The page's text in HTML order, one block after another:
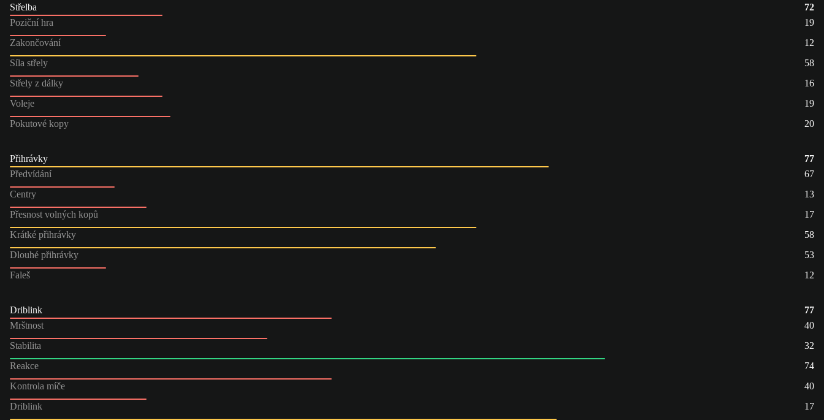
Střelba
72
Poziční hra
19
Zakončování
12
Síla střely
58
Střely z dálky
16
Voleje
19
Pokutové kopy
20
Přihrávky
77
Předvídání
67
Centry
13
Přesnost volných kopů
17
Krátké přihrávky
58
Dlouhé přihrávky
53
Faleš
12
Driblink
77
Mrštnost
40
Stabilita
32
Reakce
74
Kontrola míče
40
Driblink
17